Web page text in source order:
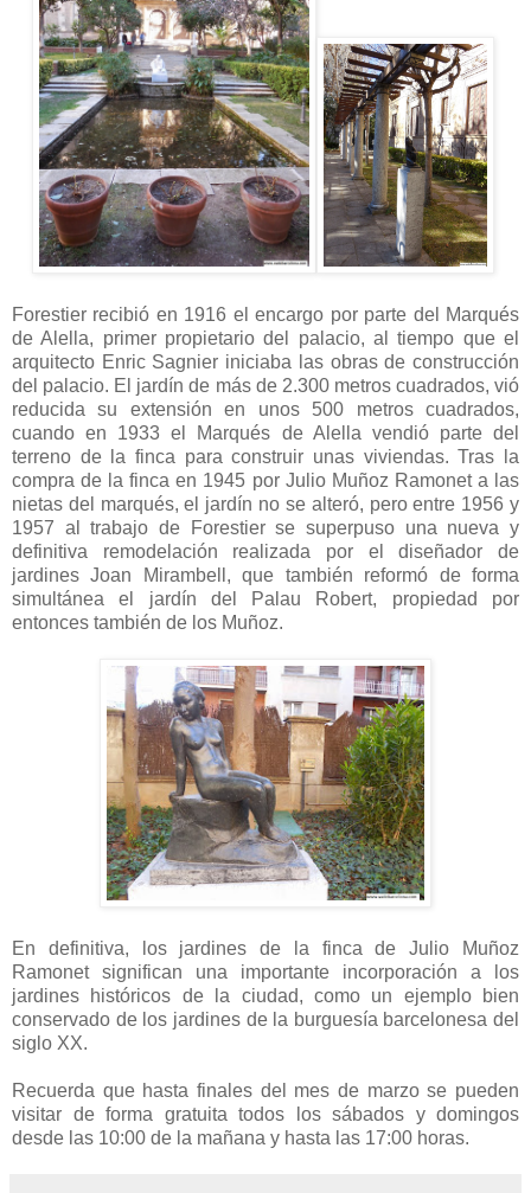
Forestier recibió en 1916 el encargo por parte del Marqués
de Alella, primer propietario del palacio, al tiempo que el
arquitecto Enric Sagnier iniciaba las obras de construcción
del palacio. El jardín de más de 2.300 metros cuadrados, vió
reducida su extensión en unos 500 metros cuadrados,
cuando en 1933 el Marqués de Alella vendió parte del
terreno de la finca para construir unas viviendas. Tras la
compra de la finca en 1945 por Julio Muñoz Ramonet a las
nietas del marqués, el jardín no se alteró, pero entre 1956 y
1957 al trabajo de Forestier se superpuso una nueva y
definitiva remodelación realizada por el diseñador de
jardines Joan Mirambell, que también reformó de forma
simultánea el jardín del Palau Robert, propiedad por
entonces también de los Muñoz.
En definitiva, los jardines de la finca de Julio Muñoz
Ramonet significan una importante incorporación a los
jardines históricos de la ciudad, como un ejemplo bien
conservado de los jardines de la burguesía barcelonesa del
siglo XX.
Recuerda que hasta finales del mes de marzo se pueden
visitar de forma gratuita todos los sábados y domingos
desde las 10:00 de la mañana y hasta las 17:00 horas.